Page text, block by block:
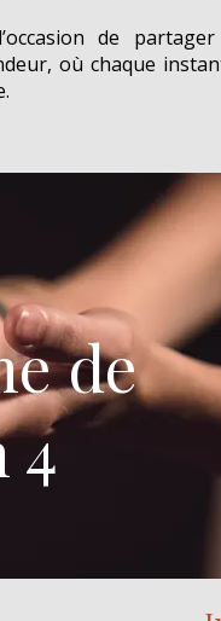
de
où chaque
de
4